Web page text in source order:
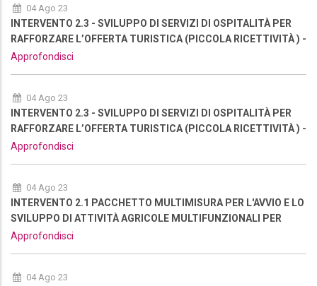
04 Ago 23
INTERVENTO 2.3 - SVILUPPO DI SERVIZI DI OSPITALITÀ PER
RAFFORZARE L’OFFERTA TURISTICA (PICCOLA RICETTIVITÀ ) -
NUOVA RIAPERTURA
Approfondisci
04 Ago 23
INTERVENTO 2.3 - SVILUPPO DI SERVIZI DI OSPITALITÀ PER
RAFFORZARE L’OFFERTA TURISTICA (PICCOLA RICETTIVITÀ ) -
NUOVA RIAPERTURA
Approfondisci
04 Ago 23
INTERVENTO 2.1 PACCHETTO MULTIMISURA PER L'AVVIO E LO
SVILUPPO DI ATTIVITÀ AGRICOLE MULTIFUNZIONALI PER
RAFFORZARE L’OFFERTA TURISTICA DELL'AREA - NUOVA
Approfondisci
04 Ago 23